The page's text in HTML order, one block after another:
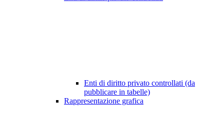
Enti di diritto privato controllati (da
pubblicare in tabelle)
Rappresentazione grafica